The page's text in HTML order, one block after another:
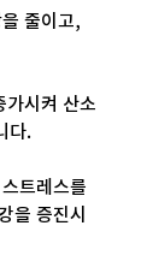
줄이고,
가시켜 산소
다.
트레스를
을 증진시